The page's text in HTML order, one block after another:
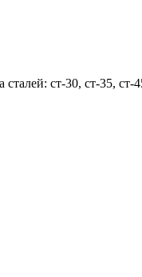
сталей: ст-30, ст-35,